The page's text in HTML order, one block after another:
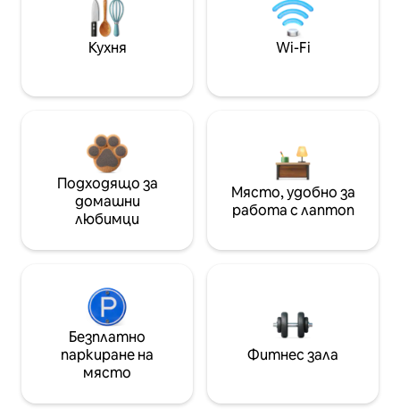
Кухня Wi-Fi
Подходящо за
домашни
любимци
Място, удобно за
работа с лаптоп
Безплатно
паркиране на
място
Фитнес зала